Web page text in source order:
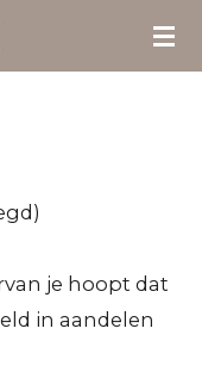
je hoopt dat
in aandelen